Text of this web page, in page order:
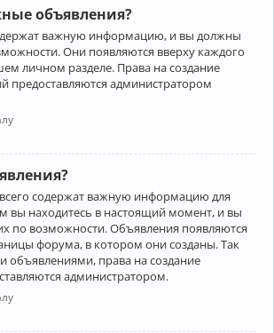
объявления?
важную информацию, и вы должны
Они появляются вверху каждого
личном разделе. Права на создание
предоставляются администратором
содержат важную информацию для
вы находитесь в настоящий момент, и вы
по возможности. Объявления появляются
форума, в котором они созданы. Так
объявлениями, права на создание
администратором.